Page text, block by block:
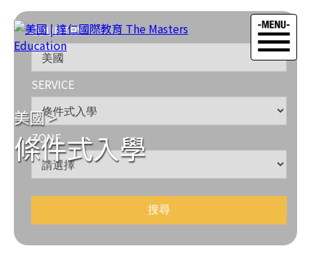
美國>
條件式入學
COUNTRY
SERVICE
ZONE